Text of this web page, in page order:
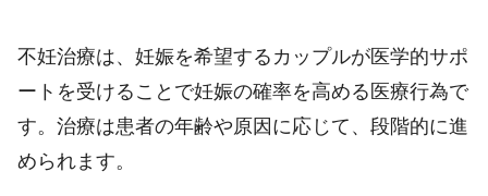
不妊治療は、妊娠を希望するカップルが医学的サポ
ートを受けることで妊娠の確率を高める医療行為で
す。治療は患者の年齢や原因に応じて、段階的に進
められます。